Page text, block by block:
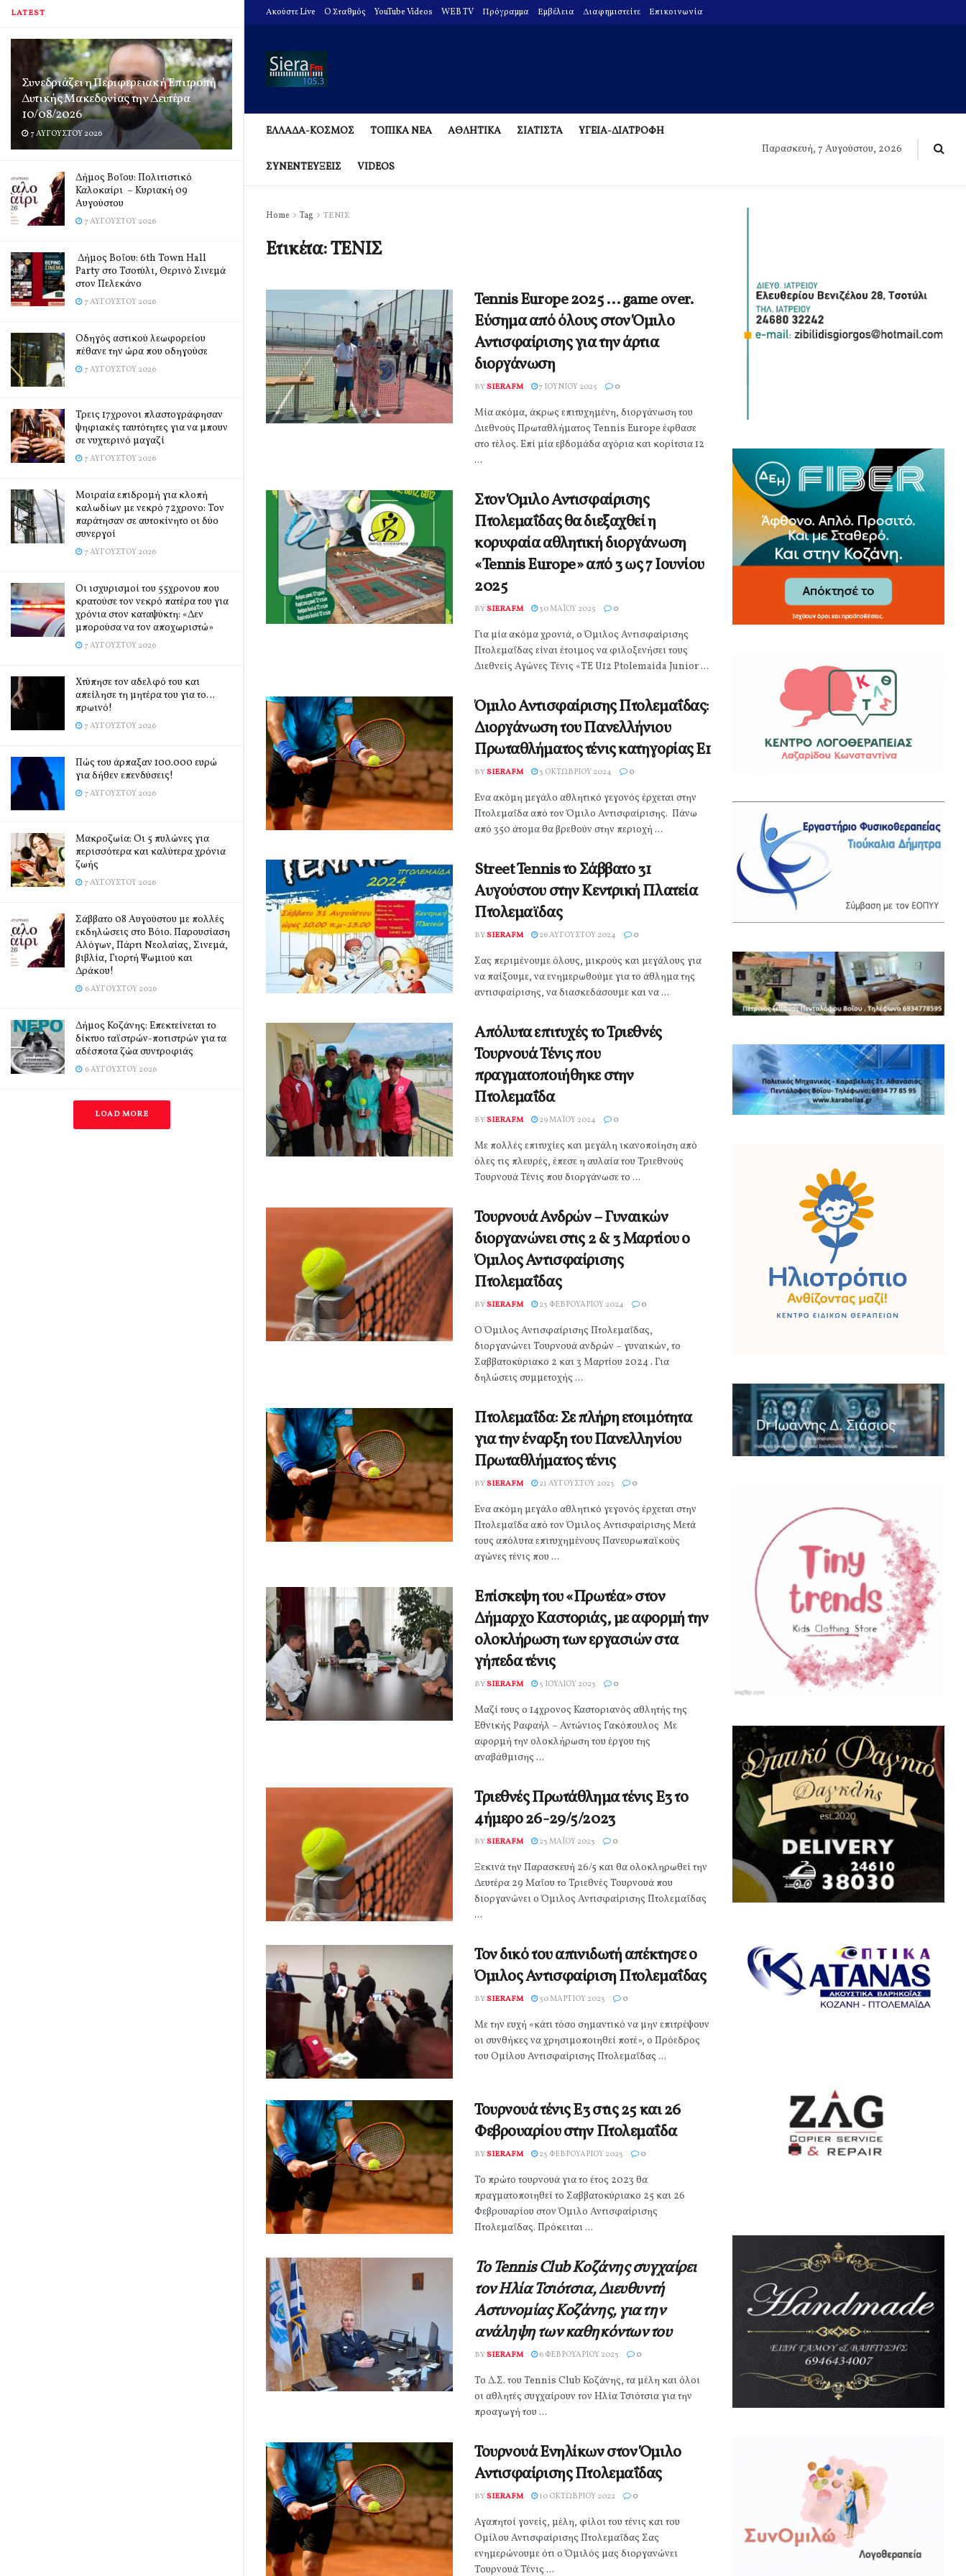
LATEST
Συνεδριάζει η Περιφερειακή Επιτροπή
Δυτικής Μακεδονίας την Δευτέρα
10/08/2026
7 ΑΥΓΟΎΣΤΟΥ 2026
Δήμος Βοΐου: Πολιτιστικό
Καλοκαίρι – Κυριακή 09
Αυγούστου
7 ΑΥΓΟΎΣΤΟΥ 2026
Δήμος Βοΐου: 6th Town Hall
Party στο Τσοτύλι, Θερινό Σινεμά
στον Πελεκάνο
7 ΑΥΓΟΎΣΤΟΥ 2026
Οδηγός αστικού λεωφορείου
πέθανε την ώρα που οδηγούσε
7 ΑΥΓΟΎΣΤΟΥ 2026
Τρεις 17χρονοι πλαστογράφησαν
ψηφιακές ταυτότητες για να μπουν
σε νυχτερινό μαγαζί
7 ΑΥΓΟΎΣΤΟΥ 2026
Μοιραία επιδρομή για κλοπή
καλωδίων με νεκρό 72χρονο: Τον
παράτησαν σε αυτοκίνητο οι δύο
συνεργοί
7 ΑΥΓΟΎΣΤΟΥ 2026
Οι ισχυρισμοί του 55χρονου που
κρατούσε τον νεκρό πατέρα του για
χρόνια στον καταψύκτη: «Δεν
μπορούσα να τον αποχωριστώ»
7 ΑΥΓΟΎΣΤΟΥ 2026
Χτύπησε τον αδελφό του και
απείλησε τη μητέρα του για το…
πρωινό!
7 ΑΥΓΟΎΣΤΟΥ 2026
Πώς του άρπαξαν 100.000 ευρώ
για δήθεν επενδύσεις!
7 ΑΥΓΟΎΣΤΟΥ 2026
Mακροζωία: Οι 5 πυλώνες για
περισσότερα και καλύτερα χρόνια
ζωής
7 ΑΥΓΟΎΣΤΟΥ 2026
Σάββατο 08 Αυγούστου με πολλές
εκδηλώσεις στο Βόιο. Παρουσίαση
Αλόγων, Πάρτι Νεολαίας, Σινεμά,
βιβλία, Γιορτή Ψωμιού και
Δράκου!
6 ΑΥΓΟΎΣΤΟΥ 2026
Δήμος Κοζάνης: Επεκτείνεται το
δίκτυο ταϊστρών-ποτιστρών για τα
αδέσποτα ζώα συντροφιάς
6 ΑΥΓΟΎΣΤΟΥ 2026
LOAD MORE
Ακούστε Live O Σταθμός YouTube Videos WEB TV Πρόγραμμα Εμβέλεια Διαφημιστείτε Επικοινωνία
ΕΛΛΑΔΑ-ΚΟΣΜΟΣ ΤΟΠΙΚΑ ΝΕΑ ΑΘΛΗΤΙΚΑ ΣΙΑΤΙΣΤΑ ΥΓΕΙΑ-ΔΙΑΤΡΟΦΗ
ΣΥΝΕΝΤΕΥΞΕΙΣ VIDEOS
Παρασκευή, 7 Αυγούστου, 2026
Home Tag ΤΕΝΙΣ
Ετικέτα:ΤΕΝΙΣ
Tennis Europe 2025 … game over.
Εύσημα από όλους στον Όμιλο
Αντισφαίρισης για την άρτια
διοργάνωση
BYSIERAFM 7 ΙΟΥΝΊΟΥ 2025 0
Μία ακόμα, άκρως επιτυχημένη, διοργάνωση του
Διεθνούς Πρωταθλήματος Tennis Europe έφθασε
στο τέλος. Επί μία εβδομάδα αγόρια και κορίτσια 12
...
Στον Όμιλο Αντισφαίρισης
Πτολεμαΐδας θα διεξαχθεί η
κορυφαία αθλητική διοργάνωση
«Tennis Europe» από 3 ως 7 Ιουνίου
2025
BYSIERAFM 30 ΜΑΪ́ΟΥ 2025 0
Για μία ακόμα χρονιά, ο Όμιλος Αντισφαίρισης
Πτολεμαΐδας είναι έτοιμος να φιλοξενήσει τους
Διεθνείς Αγώνες Τένις «TE U12 Ptolemaida Junior ...
Όμιλο Αντισφαίρισης Πτολεμαΐδας:
Διοργάνωση του Πανελλήνιου
Πρωταθλήματος τένις κατηγορίας Ε1
BYSIERAFM 3 ΟΚΤΩΒΡΊΟΥ 2024 0
Ένα ακόμη μεγάλο αθλητικό γεγονός έρχεται στην
Πτολεμαΐδα από τον Όμιλο Αντισφαίρισης. Πάνω
από 350 άτομα θα βρεθούν στην περιοχή ...
Street Tennis το Σάββατο 31
Αυγούστου στην Κεντρική Πλατεία
Πτολεμαϊδας
BYSIERAFM 26 ΑΥΓΟΎΣΤΟΥ 2024 0
Σας περιμένουμε όλους, μικρούς και μεγάλους για
να παίξουμε, να ενημερωθούμε για το άθλημα της
αντισφαίρισης, να διασκεδάσουμε και να ...
Απόλυτα επιτυχές το Τριεθνές
Τουρνουά Τένις που
πραγματοποιήθηκε στην
Πτολεμαΐδα
BYSIERAFM 29 ΜΑΪ́ΟΥ 2024 0
Με πολλές επιτυχίες και μεγάλη ικανοποίηση από
όλες τις πλευρές, έπεσε η αυλαία του Τριεθνούς
Τουρνουά Τένις που διοργάνωσε το ...
Τουρνουά Ανδρών – Γυναικών
διοργανώνει στις 2 & 3 Μαρτίου ο
Όμιλος Αντισφαίρισης
Πτολεμαΐδας
BYSIERAFM 23 ΦΕΒΡΟΥΑΡΊΟΥ 2024 0
Ο Όμιλος Αντισφαίρισης Πτολεμαΐδας,
διοργανώνει Τουρνουά ανδρών – γυναικών, το
Σαββατοκύριακο 2 και 3 Μαρτίου 2024 . Για
δηλώσεις συμμετοχής ...
Πτολεμαΐδα: Σε πλήρη ετοιμότητα
για την έναρξη του Πανελληνίου
Πρωταθλήματος τένις
BYSIERAFM 21 ΑΥΓΟΎΣΤΟΥ 2023 0
Ένα ακόμη μεγάλο αθλητικό γεγονός έρχεται στην
Πτολεμαΐδα από τον Όμιλος Αντισφαίρισης Μετά
τους απόλυτα επιτυχημένους Πανευρωπαϊκούς
αγώνες τένις που ...
Επίσκεψη του «Πρωτέα» στον
Δήμαρχο Καστοριάς, με αφορμή την
ολοκλήρωση των εργασιών στα
γήπεδα τένις
BYSIERAFM 5 ΙΟΥΛΊΟΥ 2023 0
Μαζί τους ο 14χρονος Καστοριανός αθλητής της
Εθνικής Ραφαήλ – Αντώνιος Γακόπουλος Με
αφορμή την ολοκλήρωση του έργου της
αναβάθμισης ...
Τριεθνές Πρωτάθλημα τένις Ε3 το
4ήμερο 26-29/5/2023
BYSIERAFM 23 ΜΑΪ́ΟΥ 2023 0
Ξεκινά την Παρασκευή 26/5 και θα ολοκληρωθεί την
Δευτέρα 29 Μαΐου το Τριεθνές Τουρνουά που
διοργανώνει ο Όμιλος Αντισφαίρισης Πτολεμαΐδας
...
Τον δικό του απινιδωτή απέκτησε ο
Όμιλος Αντισφαίριση Πτολεμαΐδας
BYSIERAFM 30 ΜΑΡΤΊΟΥ 2023 0
Με την ευχή «κάτι τόσο σημαντικό να μην επιτρέψουν
οι συνθήκες να χρησιμοποιηθεί ποτέ», ο Πρόεδρος
του Ομίλου Αντισφαίρισης Πτολεμαΐδας ...
Τουρνουά τένις Ε3 στις 25 και 26
Φεβρουαρίου στην Πτολεμαΐδα
BYSIERAFM 23 ΦΕΒΡΟΥΑΡΊΟΥ 2023 0
Το πρώτο τουρνουά για το έτος 2023 θα
πραγματοποιηθεί το Σαββατοκύριακο 25 και 26
Φεβρουαρίου στον Όμιλο Αντισφαίρισης
Πτολεμαΐδας. Πρόκειται ...
Το Tennis Club Κοζάνης συγχαίρει
τον Ηλία Τσιότσια, Διευθυντή
Αστυνομίας Κοζάνης, για την
ανάληψη των καθηκόντων του
BYSIERAFM 6 ΦΕΒΡΟΥΑΡΊΟΥ 2023 0
Το Δ.Σ. του Tennis Club Κοζάνης, τα μέλη και όλοι
οι αθλητές συγχαίρουν τον Ηλία Τσιότσια για την
προαγωγή του ...
Τουρνουά Ενηλίκων στον Όμιλο
Αντισφαίρισης Πτολεμαΐδας
BYSIERAFM 10 ΟΚΤΩΒΡΊΟΥ 2022 0
Αγαπητοί γονείς, μέλη, φίλοι του τένις και του
Ομίλου Αντισφαίρισης Πτολεμαΐδας Σας
ενημερώνουμε ότι ο Όμιλός μας διοργανώνει
Τουρνουά Τένις ...